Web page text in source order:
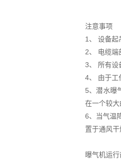
注意事项
1、 设备起
2、 电缆端
3、 所有设
4、 由于工
5、潜水曝
在一个较
6、当气温
置于通风
曝气机运